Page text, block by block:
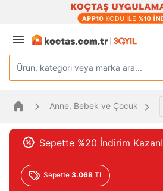
Ürün, kategori veya marka ara...
Anne, Bebek ve Çocuk
Sepette %20 İndirim Kazan!
Sepette 3.068 TL